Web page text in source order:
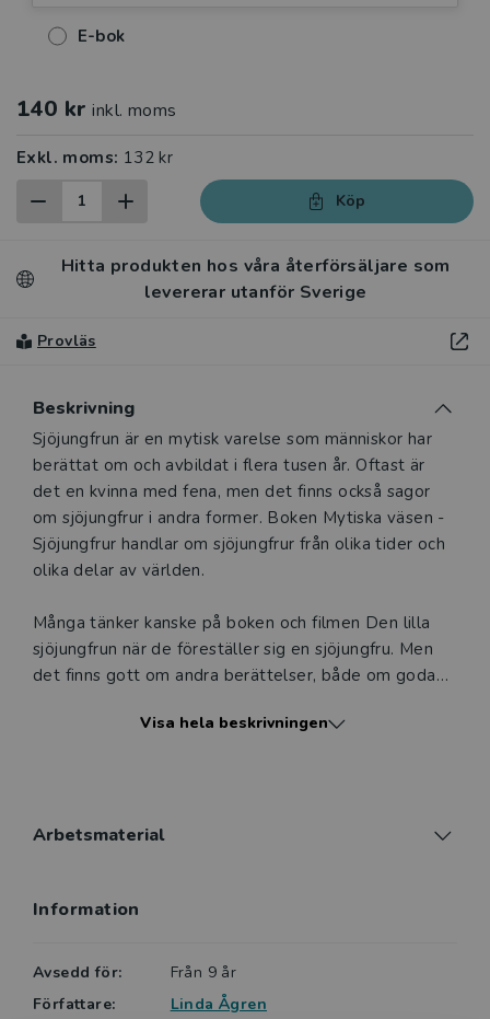
E-bok
140 kr inkl. moms
Exkl. moms: 132 kr
Köp
Hitta produkten hos våra återförsäljare som
levererar utanför Sverige
Provläs
Beskrivning
Beskrivning
Sjöjungfrun är en mytisk varelse som människor har
berättat om och avbildat i flera tusen år. Oftast är
det en kvinna med fena, men det finns också sagor
om sjöjungfrur i andra former. Boken Mytiska väsen -
Sjöjungfrur handlar om sjöjungfrur från olika tider och
olika delar av världen.
Många tänker kanske på boken och filmen Den lilla
sjöjungfrun när de föreställer sig en sjöjungfru. Men
det finns gott om andra berättelser, både om goda
skepnader. I den här boken får läsaren ta del av några
Mytiska väsen - Sjöjungfrur ingår i serien Mytiska
Nypons lättlästa faktaböcker är framtagna för de
bilder uppmuntrar böckerna till läsning. Tack vare den
lättillgängliga formen, det enkla språket och de
Visa hela beskrivningen
Arbetsmaterial
Information
Avsedd för:
Från 9 år
Författare:
Linda Ågren